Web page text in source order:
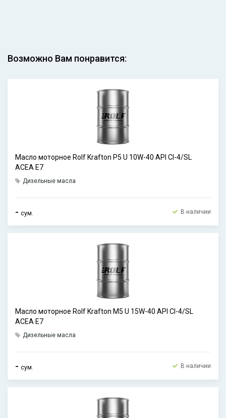
Возможно Вам понравится:
Масло моторное Rolf Krafton P5 U 10W-40 API CI-4/SL
ACEA E7
Дизельные масла
- сум. В наличии
Масло моторное Rolf Krafton M5 U 15W-40 API CI-4/SL
ACEA E7
Дизельные масла
- сум. В наличии